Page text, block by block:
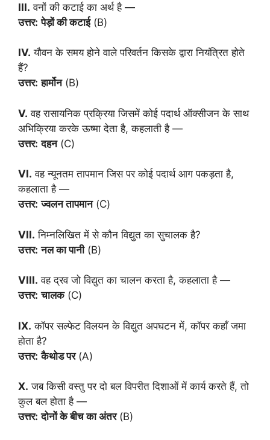
III. वनों की कटाई का अर्थ है —
उत्तर: पेड़ों की कटाई(B)
IV. यौवन के समय होने वाले परिवर्तन किसके द्वारा नियंत्रित होते
हैं?
उत्तर: हार्मोन(B)
V. वह रासायनिक प्रक्रिया जिसमें कोई पदार्थ ऑक्सीजन के साथ
अभिक्रिया करके ऊष्मा देता है, कहलाती है —
उत्तर: दहन(C)
VI. वह न्यूनतम तापमान जिस पर कोई पदार्थ आग पकड़ता है,
कहलाता है —
उत्तर: ज्वलन तापमान(C)
VII. निम्नलिखित में से कौन विद्युत का सुचालक है?
उत्तर: नल का पानी(B)
VIII. वह द्रव जो विद्युत का चालन करता है, कहलाता है —
उत्तर: चालक(C)
IX. कॉपर सल्फेट विलयन के विद्युत अपघटन में, कॉपर कहाँ जमा
होता है?
उत्तर: कैथोड पर(A)
X. जब किसी वस्तु पर दो बल विपरीत दिशाओं में कार्य करते हैं, तो
कुल बल होता है —
उत्तर: दोनों के बीच का अंतर(B)